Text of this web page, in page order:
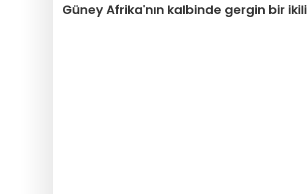
Güney Afrika'nın kalbinde gergin bir ikili